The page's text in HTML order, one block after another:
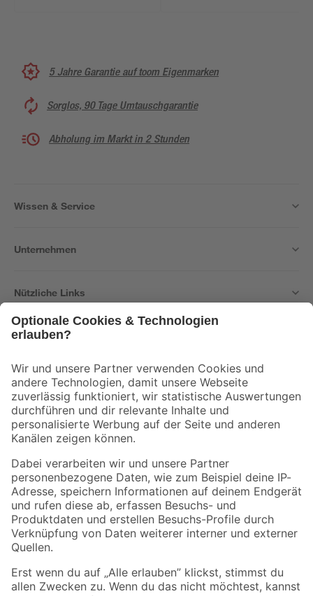
5 Jahre Garantie auf toom Eigenmarken
Sorglos, 90 Tage Umtauschgarantie
Abholung im Markt in 2 Stunden
Wissen & Service
Unternehmen
Nützliche Links
Der toom Newsletter: Keine Angebote und Aktionen mehr verpassen!
Zur Newsletter Anmeldung
Folge uns
Zahlungsarten Versandarten
Sicher einkaufen